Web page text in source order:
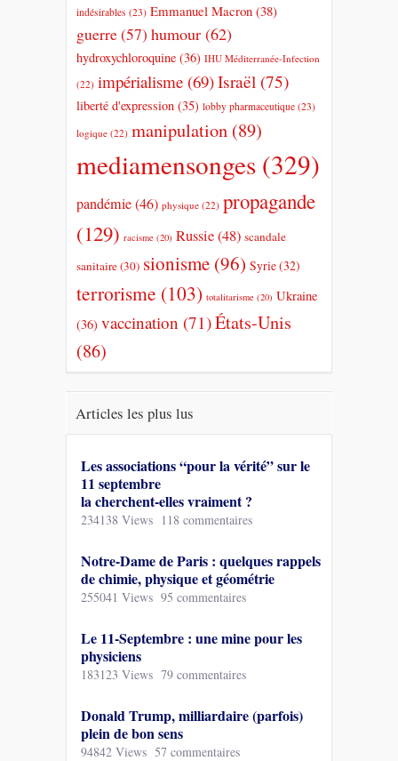
indésirables (23) Emmanuel Macron (38)
guerre(57) humour (62)
hydroxychloroquine (36) IHU Méditerranée-Infection
(22) impérialisme (69)Israël (75)
liberté d'expression (35) lobby pharmaceutique (23)
logique (22) manipulation (89)
mediamensonges (329)
pandémie(46) physique (22) propagande
(129) racisme (20) Russie(48) scandale
sanitaire(30) sionisme (96) Syrie(32)
terrorisme (103) totalitarisme (20) Ukraine
(36) vaccination (71)États-Unis
(86)
Articles les plus lus
Les associations “pour la vérité” sur le
11 septembre
la cherchent-elles vraiment ?
234138 Views 118 commentaires
Notre-Dame de Paris : quelques rappels
de chimie, physique et géométrie
255041 Views 95 commentaires
Le 11-Septembre : une mine pour les
physiciens
183123 Views 79 commentaires
Donald Trump, milliardaire (parfois)
plein de bon sens
94842 Views 57 commentaires